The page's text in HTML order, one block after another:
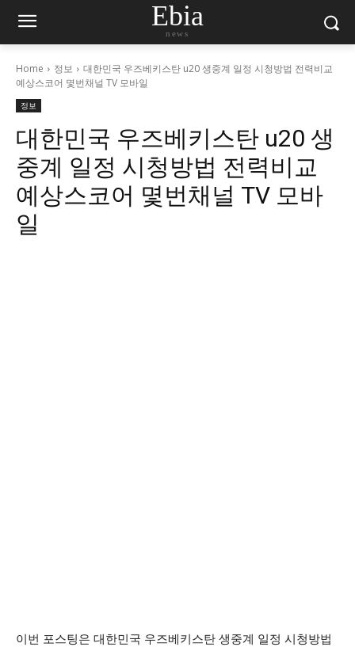
Ebia
news
Home 정보
대한민국 우즈베키스탄 u20 생중계 일정 시청방법 전력비교
예상스코어 몇번채널 TV 모바일
정보
대한민국 우즈베키스탄 u20 생
중계 일정 시청방법 전력비교
예상스코어 몇번채널 TV 모바
일
이번 포스팅은 대한민국 우즈베키스탄 생중계 일정 시청방법